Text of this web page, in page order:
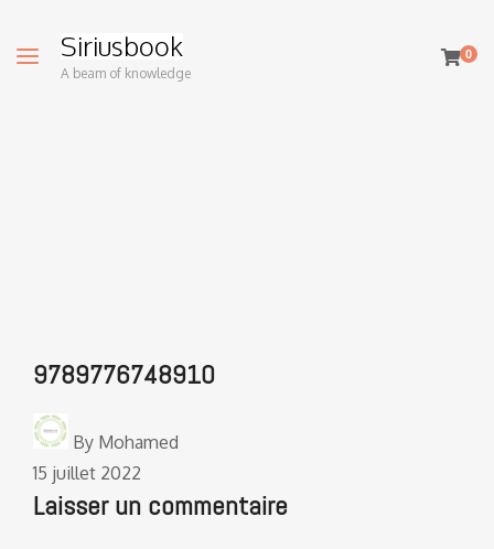
Siriusbook
A beam of knowledge
0
9789776748910
By Mohamed
15 juillet 2022
Laisser un commentaire